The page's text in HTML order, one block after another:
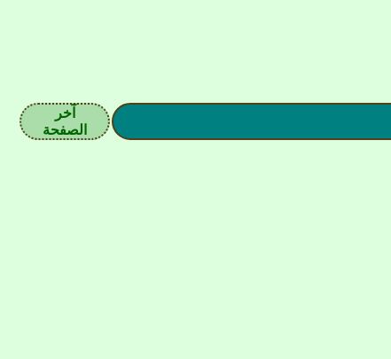
آخر
الصفحة